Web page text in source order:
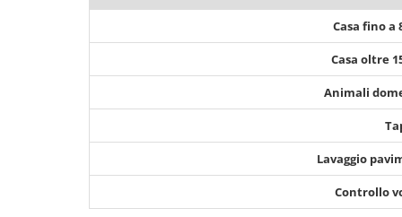
Casa fino a
Casa oltre
Animali
Lavaggio
Controllo